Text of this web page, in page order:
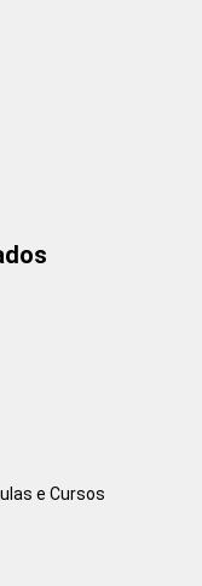
e Cursos